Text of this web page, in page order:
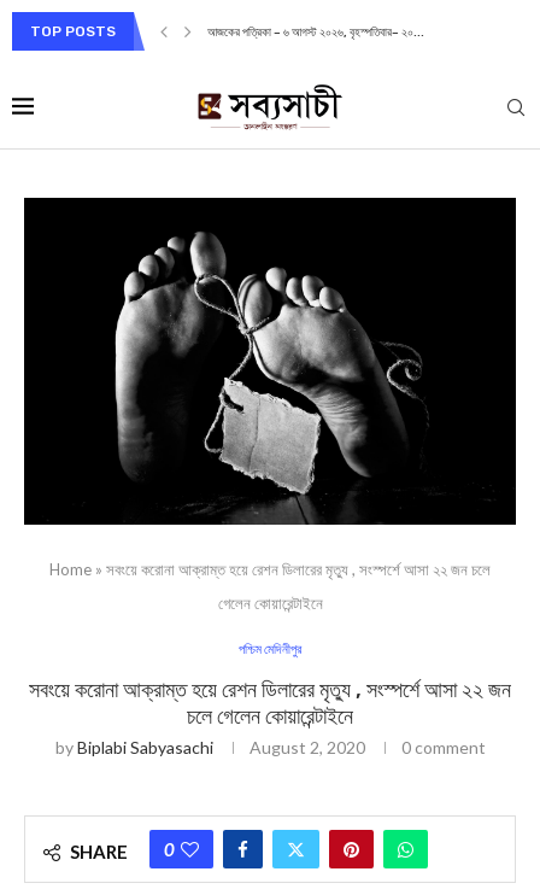
TOP POSTS আজকের পত্রিকা – ৬ আগস্ট ২০২৬, বৃহস্পতিবার– ২০...
Home » সবংয়ে করোনা আক্রাম্ত হয়ে রেশন ডিলারের মৃত্যু , সংস্পর্শে আসা ২২ জন চলে
গেলেন কোয়ারেন্টাইনে
পশ্চিম মেদিনীপুর
সবংয়ে করোনা আক্রাম্ত হয়ে রেশন ডিলারের মৃত্যু , সংস্পর্শে আসা ২২ জন
চলে গেলেন কোয়ারেন্টাইনে
byBiplabi Sabyasachi August 2, 2020 0 comment
SHARE 0